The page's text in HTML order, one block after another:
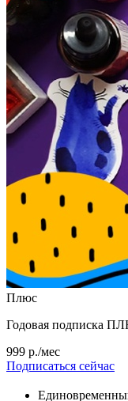
Плюс
Годовая подписка
999 р./мес
Подписаться сейчас